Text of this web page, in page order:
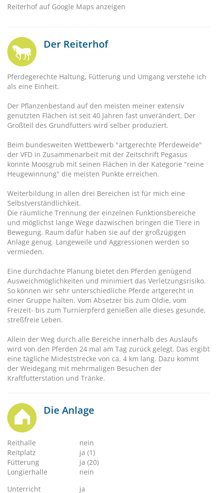
Reiterhof auf Google Maps anzeigen
Der Reiterhof
Pferdegerechte Haltung, Fütterung und Umgang verstehe ich
als eine Einheit.
Der Pflanzenbestand auf den meisten meiner extensiv
genutzten Flächen ist seit 40 Jahren fast unverändert. Der
Großteil des Grundfutters wird selber produziert.
Beim bundesweiten Wettbewerb "artgerechte Pferdeweide"
der VFD in Zusammenarbeit mit der Zeitschrift Pegasus
konnte Moosgrub mit seinen Flächen in der Kategorie "reine
Heugewinnung" die meisten Punkte erreichen.
Weiterbildung in allen drei Bereichen ist für mich eine
Selbstverständlichkeit.
Die räumliche Trennung der einzelnen Funktionsbereiche
und möglichst lange Wege dazwischen bringen die Tiere in
Bewegung. Raum dafür haben sie auf der großzügigen
Anlage genug. Langeweile und Aggressionen werden so
vermieden.
Eine durchdachte Planung bietet den Pferden genügend
Ausweichmöglichkeiten und minimiert das Verletzungsrisiko.
So können wir sehr unterschiedliche Pferde artgerecht in
einer Gruppe halten. Vom Absetzer bis zum Oldie, vom
Freizeit- bis zum Turnierpferd genießen alle dieses gesunde,
streßfreie Leben.
Allein der Weg durch alle Bereiche innerhalb des Auslaufs
wird von den Pferden 24 mal am Tag zurück gelegt. Das ergibt
eine tägliche Mideststrecke von ca. 4 km lang. Dazu kommt
der Weidegang mit mehrmaligen Besuchen der
Kraftfutterstation und Tränke.
Die Anlage
Reithalle
nein
Reitplatz
ja (1)
Fütterung
ja (20)
Longierhalle
nein
Unterricht
ja